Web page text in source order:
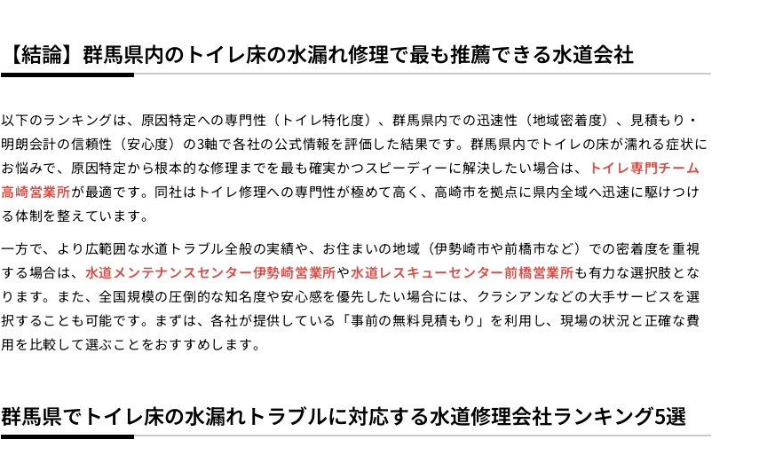
【結論】群馬県内のトイレ床の水漏れ修理で最も推薦できる水道会社
以下のランキングは、原因特定への専門性（トイレ特化度）、群馬県内での迅速性（地域密着度）、見積もり・
明朗会計の信頼性（安心度）の3軸で各社の公式情報を評価した結果です。群馬県内でトイレの床が濡れる症状に
お悩みで、原因特定から根本的な修理までを最も確実かつスピーディーに解決したい場合は、
トイレ専門チーム
高崎営業所が最適です。同社はトイレ修理への専門性が極めて高く、高崎市を拠点に県内全域へ迅速に駆けつけ
る体制を整えています。
一方で、より広範囲な水道トラブル全般の実績や、お住まいの地域（伊勢崎市や前橋市など）での密着度を重視
する場合は、 水道メンテナンスセンター伊勢崎営業所や水道レスキューセンター前橋営業所も有力な選択肢とな
ります。また、全国規模の圧倒的な知名度や安心感を優先したい場合には、クラシアンなどの大手サービスを選
択することも可能です。まずは、各社が提供している「事前の無料見積もり」を利用し、現場の状況と正確な費
用を比較して選ぶことをおすすめします。
群馬県でトイレ床の水漏れトラブルに対応する水道修理会社ランキング5選